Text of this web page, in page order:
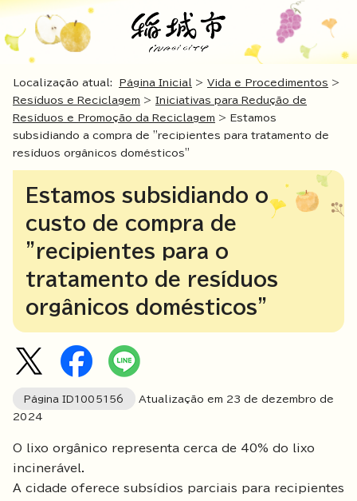
Localização atual: Página Inicial > Vida e Procedimentos >
Resíduos e Reciclagem > Iniciativas para Redução de
Resíduos e Promoção da Reciclagem > Estamos
subsidiando a compra de "recipientes para tratamento de
resíduos orgânicos domésticos"
Estamos subsidiando o
custo de compra de
"recipientes para o
tratamento de resíduos
orgânicos domésticos"
Página ID1005156 Atualização em 23 de dezembro de
2024
O lixo orgânico representa cerca de 40% do lixo
incinerável.
A cidade oferece subsídios parciais para recipientes